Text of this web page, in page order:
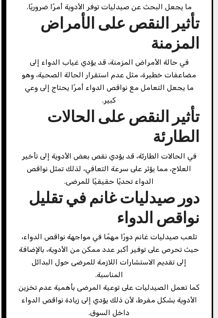
ما يجعل البحث عن صيدليات توفر الأدوية أمرًا ضروريًا.
تأثير النقص على الأمراض
المزمنة
في حالة الأمراض المزمنة، قد يؤدي غياب الدواء إلى
مضاعفات خطيرة، مثل عدم استقرار الحالة الصحية، وهو
ما يجعل التعامل مع نواقص الدواء أمرًا يحتاج إلى وعي
كبير.
تأثير النقص على الحالات
الطارئة
في الحالات الطارئة، قد يؤدي نقص بعض الأدوية إلى تأخير
العلاج، مما يؤثر على سرعة التعافي، لذلك تمثل نواقص
الدواء تحديًا حقيقيًا للمرضى.
دور صيدليات غانم في تقليل
نواقص الدواء
تلعب صيدليات غانم دورًا مهمًا في مواجهة نواقص الدواء،
حيث تحرص على توفير أكبر عدد ممكن من الأدوية، بالإضافة
إلى تقديم الاستشارات اللازمة للمرضى حول البدائل
المناسبة.
كما تعمل الصيدليات على توعية المرضى بأهمية عدم تخزين
الأدوية بشكل مفرط، لأن ذلك يؤدي إلى زيادة نواقص الدواء
داخل السوق.